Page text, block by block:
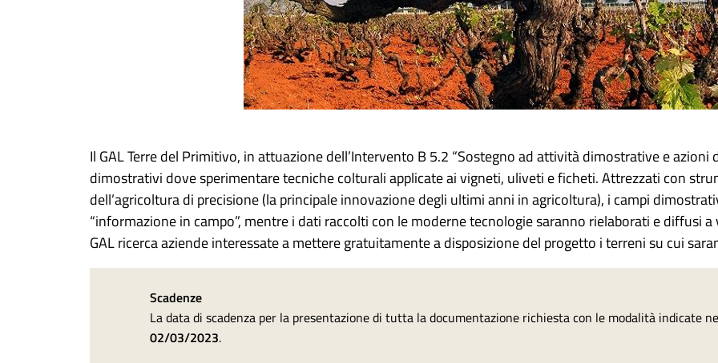
Il GAL Terre del Primitivo, in attuazione dell’Intervento B 5.2 “Sostegno ad attività dimostrative e azioni
dimostrativi dove sperimentare tecniche colturali applicate ai vigneti, uliveti e ficheti. Attrezzati con
dell’agricoltura di precisione (la principale innovazione degli ultimi anni in agricoltura), i campi
“informazione in campo”, mentre i dati raccolti con le moderne tecnologie saranno rielaborati e diffusi
GAL ricerca aziende interessate a mettere gratuitamente a disposizione del progetto i terreni su cui
Scadenze
La data di scadenza per la presentazione di tutta la documentazione richiesta con le modalità indicate
02/03/2023.